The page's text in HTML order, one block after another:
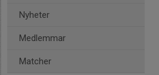
Nyheter
Medlemmar
Matcher